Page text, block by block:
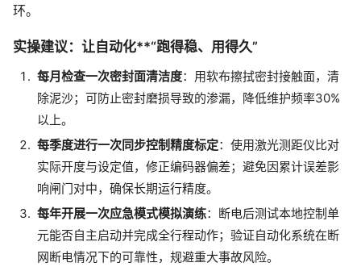
环。
实操建议：让自动化**“跑得稳、用得久”
每月检查一次密封面清洁度：用软布擦拭密封接触面，清
除泥沙；可防止密封磨损导致的渗漏，降低维护频率30%
以上。
每季度进行一次同步控制精度标定：使用激光测距仪比对
实际开度与设定值，修正编码器偏差；避免因累计误差影
响闸门对中，确保长期运行精度。
每年开展一次应急模式模拟演练：断电后测试本地控制单
元能否自主启动并完成全行程动作；验证自动化系统在断
网断电情况下的可靠性，规避重大事故风险。